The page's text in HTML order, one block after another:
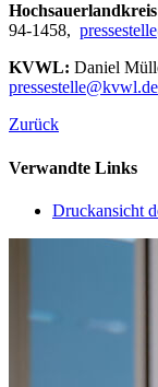
94-1458,
KVWL: Daniel
pressestelle@kvwl.de
Zurück
Verwandte Links
Druckansicht